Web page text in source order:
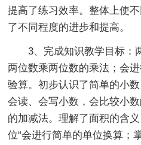
提高了练习效率。整体上使
了不同程度的进步和提高。
3、完成知识教学目标：两
两位数乘两位数的乘法；会
验算。初步认识了简单的小
会读、会写小数，会比较小
的加减法。理解了面积的含
位“会进行简单的单位换算；